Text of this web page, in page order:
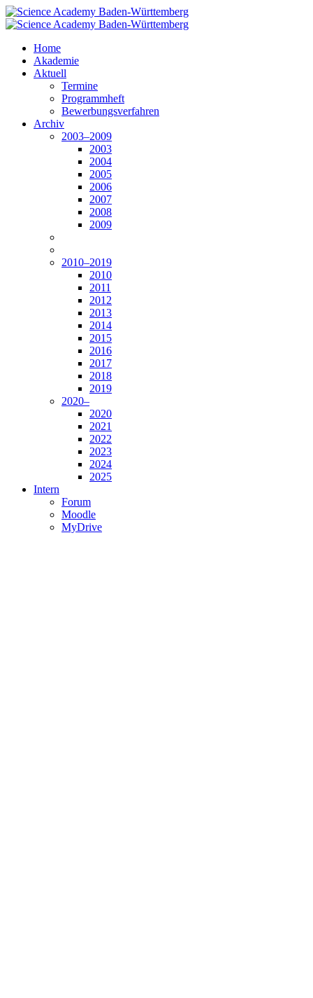
Home
Akademie
Aktuell
Termine
Programmheft
Bewerbungsverfahren
Archiv
2003–2009
2003
2004
2005
2006
2007
2008
2009
2010–2019
2010
2011
2012
2013
2014
2015
2016
2017
2018
2019
2020–
2020
2021
2022
2023
2024
2025
Intern
Forum
Moodle
MyDrive